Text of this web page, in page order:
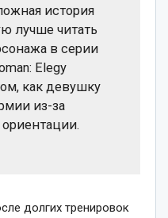
история
лучше читать
в серии
Elegy
как девушку
из-за
долгих тренировок